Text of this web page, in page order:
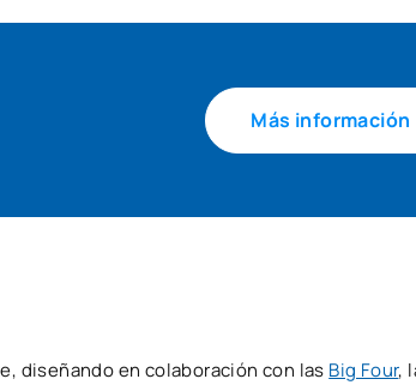
Más información
diseñando en colaboración con las Big Four,